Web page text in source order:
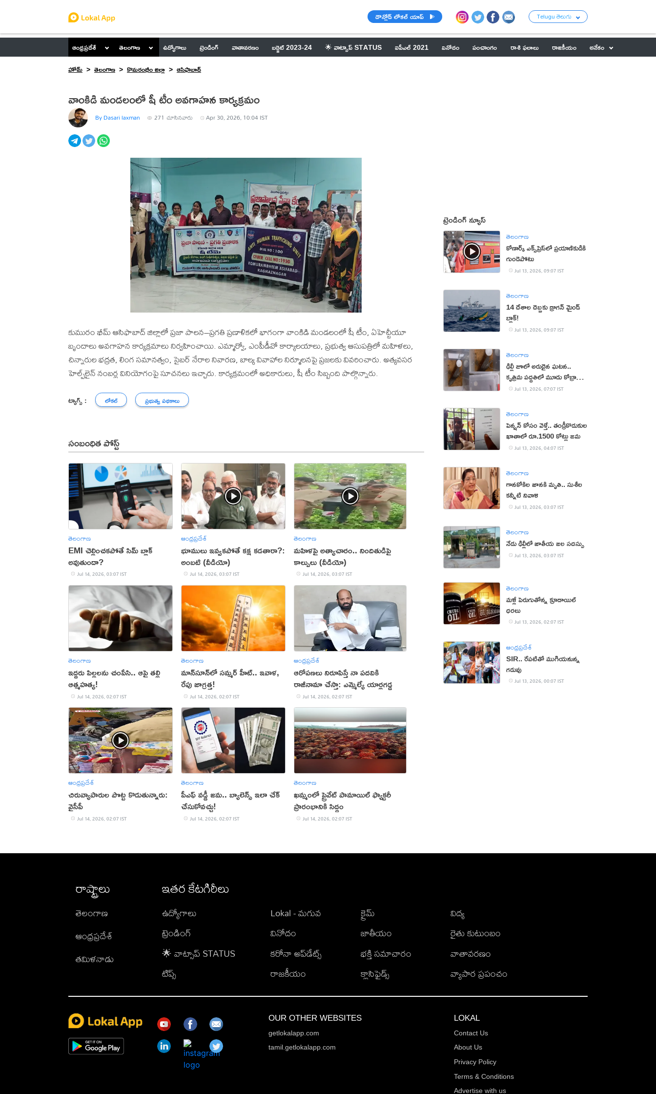
డౌన్లోడ్ లోకల్ యాప్ Telugu తెలుగు
ఆంధ్రప్రదేశ్ తెలంగాణ ఉద్యోగాలు ట్రెండింగ్ వాతావరణం బడ్జెట్ 2023-24 🌟 వాట్సాప్ STATUS ఐపీఎల్ 2021 వినోదం పంచాంగం రాశి ఫలాలు రాజకీయం
అనేకం
హోమ్
తెలంగాణ కొమరంభీం జిల్లా ఆసిఫాబాద్
వాంకిడి మండలంలో షీ టీం అవగాహన కార్యక్రమం
By Dasari laxman 271 చూసినవారు Apr 30, 2026, 10:04 IST
కుమురం భీమ్ ఆసిఫాబాద్ జిల్లాలో ప్రజా పాలన–ప్రగతి ప్రణాళికలో భాగంగా వాంకిడి మండలంలో షీ టీం, ఏహెచ్టీయూ
బృందాలు అవగాహన కార్యక్రమాలు నిర్వహించాయి. ఎమ్మార్వో, ఎంపీడీవో కార్యాలయాలు, ప్రభుత్వ ఆసుపత్రిలో మహిళలు,
చిన్నారుల భద్రత, లింగ సమానత్వం, సైబర్ నేరాల నివారణ, బాల్య వివాహాల నిర్మూలనపై ప్రజలకు వివరించారు. అత్యవసర
హెల్ప్‌లైన్ నంబర్ల వినియోగంపై సూచనలు ఇచ్చారు. కార్యక్రమంలో అధికారులు, షీ టీం సిబ్బంది పాల్గొన్నారు.
ట్యాగ్స్ : లోకల్ ప్రభుత్వ పథకాలు
సంబంధిత పోస్ట్
తెలంగాణ
EMI చెల్లించకపోతే సిమ్ బ్లాక్
అవుతుందా?
Jul 14, 2026, 03:07 IST
ఆంధ్రప్రదేశ్
భూములు ఇవ్వకపోతే కక్ష కడతారా?:
అంబటి (వీడియో)
Jul 14, 2026, 03:07 IST
తెలంగాణ
మహిళపై అత్యాచారం.. నిందితుడిపై
కాల్పులు (వీడియో)
Jul 14, 2026, 03:07 IST
తెలంగాణ
ఇద్దరు పిల్లలను చంపేసి.. ఆపై తల్లి
ఆత్మహత్య!
Jul 14, 2026, 02:07 IST
తెలంగాణ
మాన్‌సూన్‌లో సమ్మర్ హీట్.. ఇవాళ,
రేపు జాగ్రత్త!
Jul 14, 2026, 02:07 IST
ఆంధ్రప్రదేశ్
ఆరోపణలు నిరూపిస్తే నా పదవికి
రాజీనామా చేస్తా: ఎమ్మెల్యే యార్లగడ్డ
Jul 14, 2026, 02:07 IST
ఆంధ్రప్రదేశ్
చిరువ్యాపారుల పొట్ట కొడుతున్నారు:
వైసీపీ
Jul 14, 2026, 02:07 IST
తెలంగాణ
పీఎఫ్ వడ్డీ జమ.. బ్యాలెన్స్ ఇలా చేక్‌
చేసుకోవచ్చు!
Jul 14, 2026, 02:07 IST
తెలంగాణ
ఖమ్మంలో ప్రైవేట్ పామాయిల్ ఫ్యాక్టరీ
ప్రారంభానికి సిద్ధం
Jul 14, 2026, 02:07 IST
ట్రెండింగ్ న్యూస్
తెలంగాణ
కోణార్క్ ఎక్స్‌ప్రెస్‌లో ప్రయాణికుడికి
గుండెపోటు
Jul 13, 2026, 09:07 IST
తెలంగాణ
14 దేశాల దెబ్బకు డ్రాగన్ మైండ్
బ్లాక్!
Jul 13, 2026, 09:07 IST
తెలంగాణ
ఢిల్లీ జూలో అరుదైన ఘటన..
కృత్రిమ పద్ధతిలో మూడు కోబ్రా
పిల్లల జననం
Jul 13, 2026, 07:07 IST
తెలంగాణ
పెన్షన్‌ కోసం వెళ్తే.. తండ్రీకొడుకుల
ఖాతాలో రూ.1500 కోట్లు జమ
Jul 13, 2026, 04:07 IST
తెలంగాణ
గానకోకిల జానకి మృతి.. సుశీల
కన్నీటి నివాళి
Jul 13, 2026, 03:07 IST
తెలంగాణ
నేడు ఢిల్లీలో జాతీయ జల సదస్సు
Jul 13, 2026, 03:07 IST
తెలంగాణ
మళ్లీ పెరుగుతోన్న క్రూడాయిల్
ధరలు
Jul 13, 2026, 02:07 IST
ఆంధ్రప్రదేశ్
SIR.. రేపటితో ముగియనున్న
గడువు
Jul 13, 2026, 00:07 IST
రాష్ట్రాలు
తెలంగాణ
ఆంధ్రప్రదేశ్
తమిళనాడు
ఇతర కేటగిరీలు
ఉద్యోగాలు
ట్రెండింగ్
🌟 వాట్సాప్ STATUS
టిప్స్
Lokal - మగువ
వినోదం
కరోనా అప్‌డేట్స్
రాజకీయం
క్రైమ్
జాతీయం
భక్తి సమాచారం
క్లాసిఫైడ్స్
విద్య
రైతు కుటుంబం
వాతావరణం
వ్యాపార ప్రపంచం
OUR OTHER WEBSITES
getlokalapp.com
tamil.getlokalapp.com
LOKAL
Contact Us
About Us
Privacy Policy
Terms & Conditions
Advertise with us